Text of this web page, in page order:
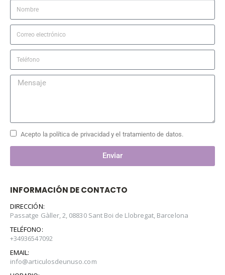
Acepto la política de privacidad y el tratamiento de datos.
Enviar
INFORMACIÓN DE CONTACTO
DIRECCIÓN:
Passatge Gàller, 2, 08830 Sant Boi de Llobregat, Barcelona
TELÉFONO:
+34936547092
EMAIL:
info@articulosdeunuso.com